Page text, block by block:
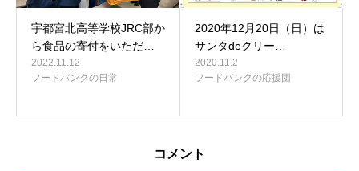
宇都宮北高等学校JRC部か
ら食品の寄付をいただ…
2022.11.12
フードバンクの日常
2020年12月20日（日）は
サンタdeクリー…
2020.11.2
フードバンクの応援団
コメント